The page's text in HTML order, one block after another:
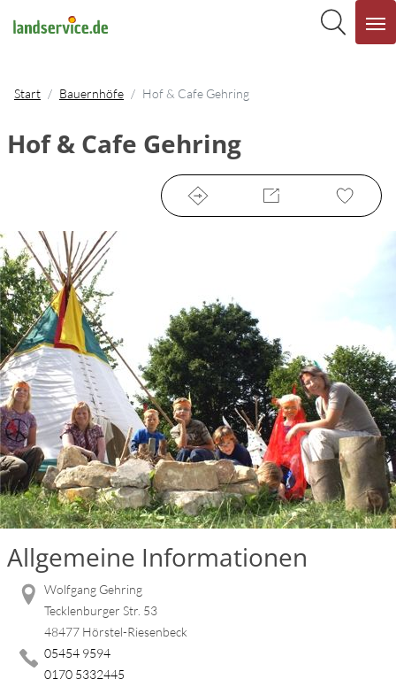
Start Bauernhöfe Hof & Cafe Gehring
Hof & Cafe Gehring
Allgemeine Informationen
Wolfgang Gehring
Tecklenburger Str. 53
48477 Hörstel-Riesenbeck
05454 9594
0170 5332445